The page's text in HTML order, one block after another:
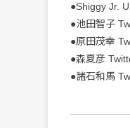
●Shiggy Jr.
●池田智子
●原田茂幸
●森夏彦
●諸石和馬